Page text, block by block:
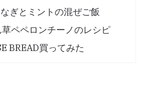
ぎとミントの混ぜご飯
ペペロンチーノのレシピ
BREAD買ってみた